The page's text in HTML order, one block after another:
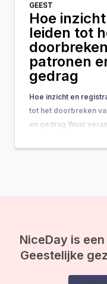
GEEST
Hoe
leiden tot
patronen
gedrag
Hoe inzicht en
tot het doorbreken
en gedrag Waar
concrete do’s &
waarom inzicht…
NiceDay is
Geestelijke